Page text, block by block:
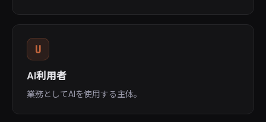
U
AI利用者
業務としてAIを使用する主体。